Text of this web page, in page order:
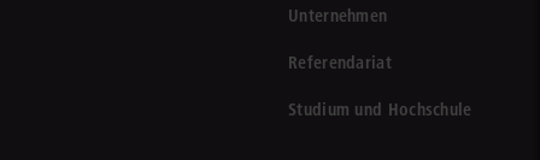
Unternehmen
Referendariat
Studium und Hochschule